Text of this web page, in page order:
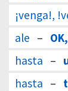
¡venga!,
ale –
hasta –
hasta –